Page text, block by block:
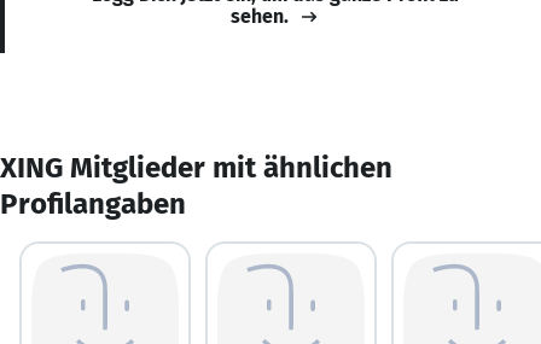
sehen.
XING Mitglieder mit ähnlichen
Profilangaben